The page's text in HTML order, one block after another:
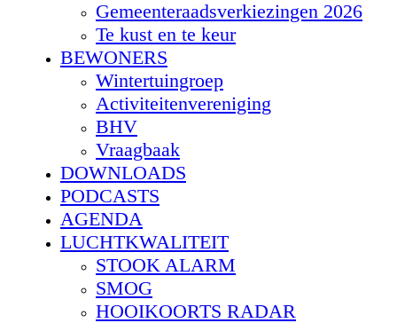
Gemeenteraadsverkiezingen 2026
Te kust en te keur
BEWONERS
Wintertuingroep
Activiteitenvereniging
BHV
Vraagbaak
DOWNLOADS
PODCASTS
AGENDA
LUCHTKWALITEIT
STOOK ALARM
SMOG
HOOIKOORTS RADAR